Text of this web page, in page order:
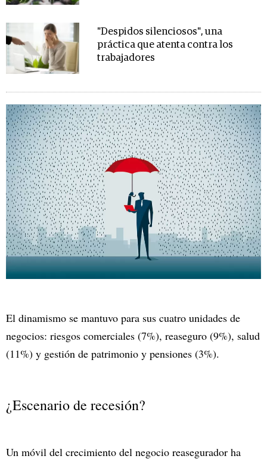
"Despidos silenciosos", una
práctica que atenta contra los
trabajadores
El dinamismo se mantuvo para sus cuatro unidades de
negocios: riesgos comerciales (7%), reaseguro (9%), salud
(11%) y gestión de patrimonio y pensiones (3%).
¿Escenario de recesión?
Un móvil del crecimiento del negocio reasegurador ha